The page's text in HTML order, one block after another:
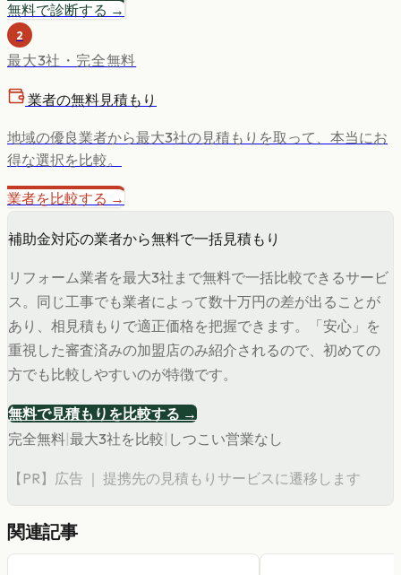
無料で診断する →
2
最大3社・完全無料
業者の無料見積もり
地域の優良業者から最大3社の見積もりを取って、本当にお
得な選択を比較。
業者を比較する →
補助金対応の業者から無料で一括見積もり
リフォーム業者を最大3社まで無料で一括比較できるサービ
ス。同じ工事でも業者によって数十万円の差が出ることが
あり、相見積もりで適正価格を把握できます。「安心」を
重視した審査済みの加盟店のみ紹介されるので、初めての
方でも比較しやすいのが特徴です。
無料で見積もりを比較する →
完全無料 最大3社を比較 しつこい営業なし
【PR】広告 ｜ 提携先の見積もりサービスに遷移します
関連記事